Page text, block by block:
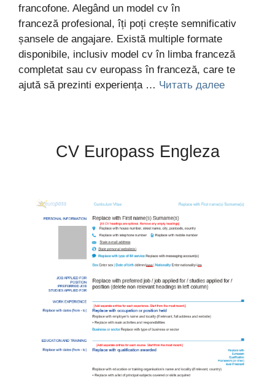
francofone. Alegând un model cv în
franceză profesional, îți poți crește semnificativ
șansele de angajare. Există multiple formate
disponibile, inclusiv model cv în limba franceză
completat sau cv europass în franceză, care te
ajută să prezinti experiența … Читать далее
CV Europass Engleza